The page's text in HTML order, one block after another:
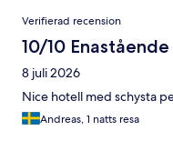
Recensioner
Verifierad recension
10/10 Enastående
8 juli 2026
Nice hotell med schysta
Andreas, 1 natts resa